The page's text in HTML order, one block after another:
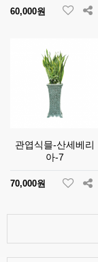
60,000원
관엽식믈-산세베리
아-7
70,000원